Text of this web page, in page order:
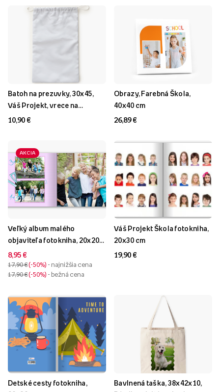
Batoh na prezuvky, 30x45,
Váš Projekt, vrece na
topánky
10,90 €
Obrazy, Farebná Škola,
40x40 cm
26,89 €
AKCIA
Veľký album malého
objaviteľa fotokniha, 20x20
cm
8,95 €
17,90 € -50% - najnižšia cena
17,90 € -50% - bežná cena
Váš Projekt Škola fotokniha,
20x30 cm
19,90 €
Detské cesty fotokniha,
Bavlnená taška, 38x42x10,